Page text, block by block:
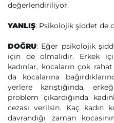
değerlendiriliyor.
YANLIŞ: Psikolojik şiddet de
DOĞRU: Eğer psikolojik
için de olmalıdır. Erkek
kadınlar, kocaların çok
da kocalarına
yerlere karıştığında,
problem çıkardığında
cezası verilsin. Kaç kadın
davrandığı zaman